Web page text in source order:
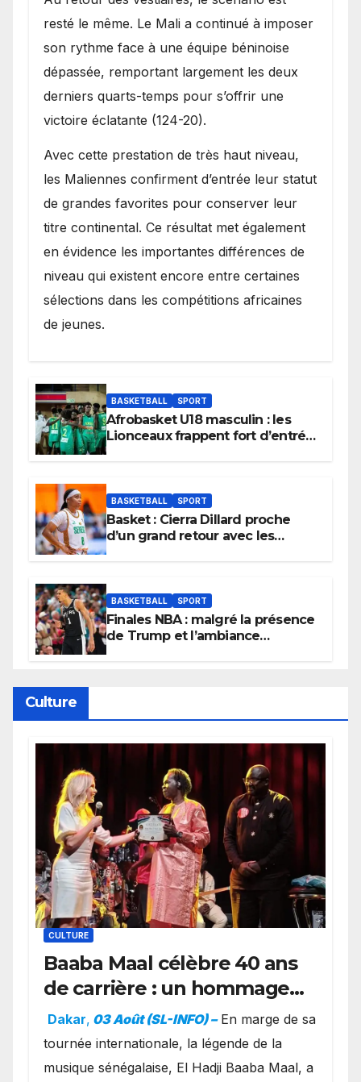
resté le même. Le Mali a continué à imposer
son rythme face à une équipe béninoise
dépassée, remportant largement les deux
derniers quarts-temps pour s’offrir une
victoire éclatante (124-20).
Avec cette prestation de très haut niveau,
les Maliennes confirment d’entrée leur statut
de grandes favorites pour conserver leur
titre continental. Ce résultat met également
en évidence les importantes différences de
niveau qui existent encore entre certaines
sélections dans les compétitions africaines
de jeunes.
BASKETBALL SPORT
Afrobasket U18 masculin : les
Lionceaux frappent fort d’entrée
BASKETBALL SPORT
Basket : Cierra Dillard proche
d’un grand retour avec les
BASKETBALL SPORT
Finales NBA : malgré la présence
de Trump et l’ambiance
Culture
CULTURE
Baaba Maal célèbre 40 ans
de carrière : un hommage
exceptionnel à Oslo en
présence de la famille
royale.
Dakar, 03 Août (SL-INFO) – ​En marge de sa
tournée internationale, la légende de la
musique sénégalaise, El Hadji Baaba Maal, a